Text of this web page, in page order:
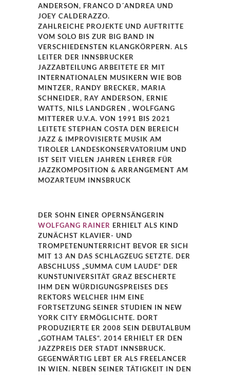
ANDERSON, FRANCO D´ANDREA UND
JOEY CALDERAZZO.
ZAHLREICHE PROJEKTE UND AUFTRITTE
VOM SOLO BIS ZUR BIG BAND IN
VERSCHIEDENSTEN KLANGKÖRPERN. ALS
LEITER DER INNSBRUCKER
JAZZABTEILUNG ARBEITETE ER MIT
INTERNATIONALEN MUSIKERN WIE BOB
MINTZER, RANDY BRECKER, MARIA
SCHNEIDER, RAY ANDERSON, ERNIE
WATTS, NILS LANDGREN , WOLFGANG
MITTERER U.V.A. VON 1991 BIS 2021
LEITETE STEPHAN COSTA DEN BEREICH
JAZZ & IMPROVISIERTE MUSIK AM
TIROLER LANDESKONSERVATORIUM UND
IST SEIT VIELEN JAHREN LEHRER FÜR
JAZZKOMPOSITION & ARRANGEMENT AM
MOZARTEUM INNSBRUCK
DER SOHN EINER OPERNSÄNGERIN
WOLFGANG RAINER ERHIELT ALS KIND
ZUNÄCHST KLAVIER- UND
TROMPETENUNTERRICHT BEVOR ER SICH
MIT 13 AN DAS SCHLAGZEUG SETZTE. DER
ABSCHLUSS „SUMMA CUM LAUDE“ DER
KUNSTUNIVERSITÄT GRAZ BESCHERTE
IHM DEN WÜRDIGUNGSPREISES DES
REKTORS WELCHER IHM EINE
FORTSETZUNG SEINER STUDIEN IN NEW
YORK CITY ERMÖGLICHTE. DORT
PRODUZIERTE ER 2008 SEIN DEBUTALBUM
„GOTHAM TALES“. 2014 ERHIELT ER DEN
JAZZPREIS DER STADT INNSBRUCK.
GEGENWÄRTIG LEBT ER ALS FREELANCER
IN WIEN. NEBEN SEINER TÄTIGKEIT IN DEN